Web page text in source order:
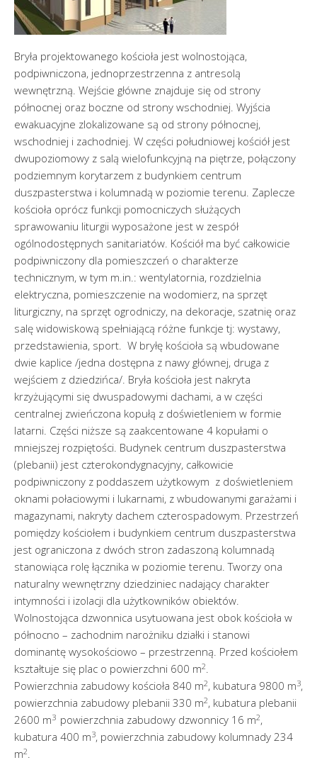
Bryła projektowanego kościoła jest wolnostojąca,
podpiwniczona, jednoprzestrzenna z antresolą
wewnętrzną. Wejście główne znajduje się od strony
północnej oraz boczne od strony wschodniej. Wyjścia
ewakuacyjne zlokalizowane są od strony północnej,
wschodniej i zachodniej. W części południowej kościół jest
dwupoziomowy z salą wielofunkcyjną na piętrze, połączony
podziemnym korytarzem z budynkiem centrum
duszpasterstwa i kolumnadą w poziomie terenu. Zaplecze
kościoła oprócz funkcji pomocniczych służących
sprawowaniu liturgii wyposażone jest w zespół
ogólnodostępnych sanitariatów. Kościół ma być całkowicie
podpiwniczony dla pomieszczeń o charakterze
technicznym, w tym m.in.: wentylatornia, rozdzielnia
elektryczna, pomieszczenie na wodomierz, na sprzęt
liturgiczny, na sprzęt ogrodniczy, na dekoracje, szatnię oraz
salę widowiskową spełniającą różne funkcje tj: wystawy,
przedstawienia, sport. W bryłę kościoła są wbudowane
dwie kaplice /jedna dostępna z nawy głównej, druga z
wejściem z dziedzińca/. Bryła kościoła jest nakryta
krzyżującymi się dwuspadowymi dachami, a w części
centralnej zwieńczona kopułą z doświetleniem w formie
latarni. Części niższe są zaakcentowane 4 kopułami o
mniejszej rozpiętości. Budynek centrum duszpasterstwa
(plebanii) jest czterokondygnacyjny, całkowicie
podpiwniczony z poddaszem użytkowym z doświetleniem
oknami połaciowymi i lukarnami, z wbudowanymi garażami i
magazynami, nakryty dachem czterospadowym. Przestrzeń
pomiędzy kościołem i budynkiem centrum duszpasterstwa
jest ograniczona z dwóch stron zadaszoną kolumnadą
stanowiąca rolę łącznika w poziomie terenu. Tworzy ona
naturalny wewnętrzny dziedziniec nadający charakter
intymności i izolacji dla użytkowników obiektów.
Wolnostojąca dzwonnica usytuowana jest obok kościoła w
północno – zachodnim narożniku działki i stanowi
dominantę wysokościowo – przestrzenną. Przed kościołem
kształtuje się plac o powierzchni 600 m2.
Powierzchnia zabudowy kościoła 840 m2, kubatura 9800 m3,
powierzchnia zabudowy plebanii 330 m2, kubatura plebanii
2600 m3 powierzchnia zabudowy dzwonnicy 16 m2,
kubatura 400 m3, powierzchnia zabudowy kolumnady 234
m2.